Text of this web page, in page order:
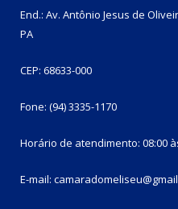
End.: Av. Antônio Jesus de
PA
CEP: 68633-000
Fone: (94) 3335-1170
Horário de atendimento: 08:00
E-mail: